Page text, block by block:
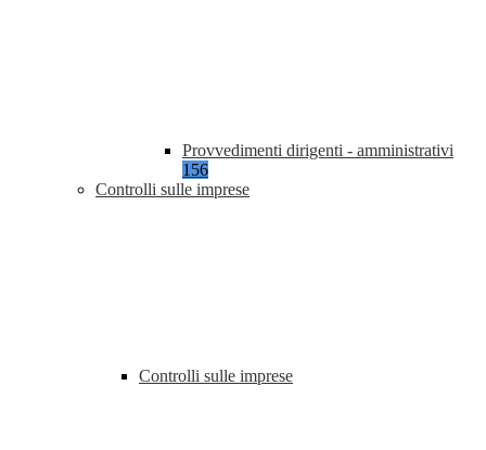
Provvedimenti dirigenti - amministrativi
156
Controlli sulle imprese
Controlli sulle imprese